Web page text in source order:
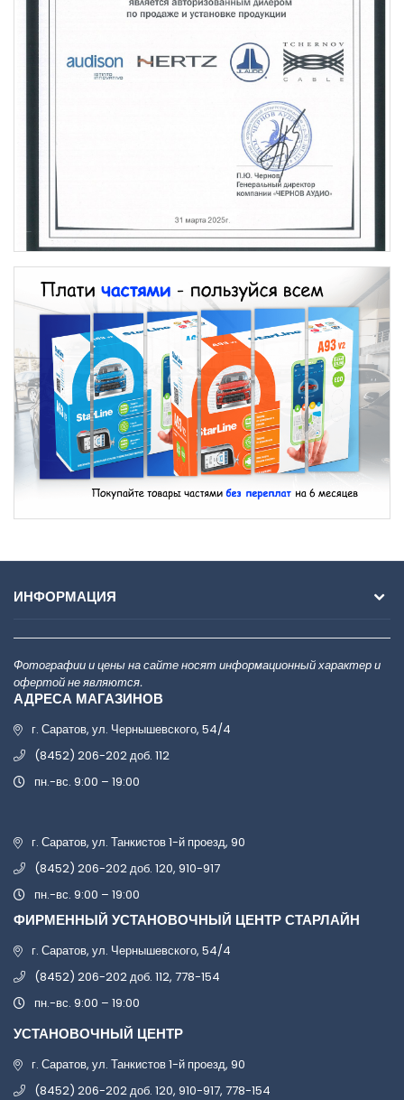
ИНФОРМАЦИЯ
Фотографии и цены на сайте носят информационный характер и
офертой не являются.
АДРЕСА МАГАЗИНОВ
г. Саратов, ул. Чернышевского, 54/4
(8452) 206-202 доб. 112
пн.-вс. 9:00 – 19:00
г. Саратов, ул. Танкистов 1-й проезд, 90
(8452) 206-202 доб. 120, 910-917
пн.-вс. 9:00 – 19:00
ФИРМЕННЫЙ УСТАНОВОЧНЫЙ ЦЕНТР СТАРЛАЙН
г. Саратов, ул. Чернышевского, 54/4
(8452) 206-202 доб. 112, 778-154
пн.-вс. 9:00 – 19:00
УСТАНОВОЧНЫЙ ЦЕНТР
г. Саратов, ул. Танкистов 1-й проезд, 90
(8452) 206-202 доб. 120, 910-917, 778-154